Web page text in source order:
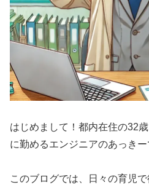
はじめまして！都内在住の32
に勤めるエンジニアのあっきー
このブログでは、日々の育児